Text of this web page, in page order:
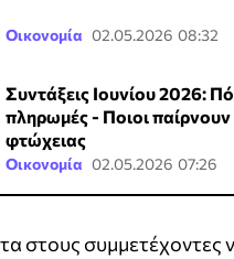
Οικονομία 02.05.2026 08:32
Συντάξεις Ιουνίου 2026:
πληρωμές - Ποιοι παίρνουν
φτώχειας
Οικονομία 02.05.2026 07:26
στους